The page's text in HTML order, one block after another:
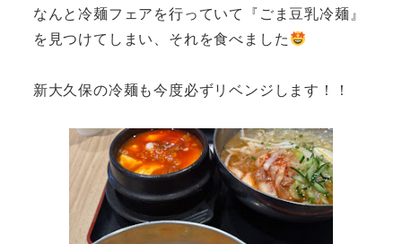
なんと冷麺フェアを行っていて『ごま豆乳冷麺』
を見つけてしまい、それを食べました
新大久保の冷麺も今度必ずリベンジします！！